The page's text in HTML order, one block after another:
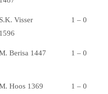
S.K. Visser
1596
1 – 0
Berisa 1447 1 – 0
Hoos 1369 1 – 0